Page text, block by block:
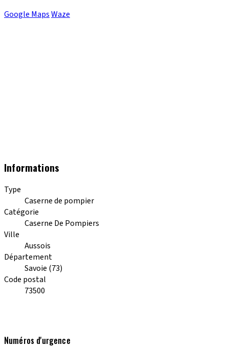
Google MapsWaze
Informations
Type
Caserne de pompier
Catégorie
Caserne De Pompiers
Ville
Aussois
Département
Savoie (73)
Code postal
73500
Numéros d'urgence